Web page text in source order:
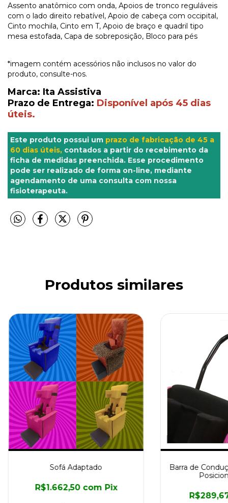
Assento anatômico com onda, Apoios de tronco reguláveis
com o lado direito rebatível, Apoio de cabeça com occipital,
Cinto mochila, Cinto em T, Apoio de braço e quadril tipo
mesa estofada, Capa de sobreposição, Bloco para pés
*imagem contém acessórios não inclusos no valor do
produto, consulte-nos.
Marca: Ita Assistiva
Prazo de Entrega: Disponível após 45 dias
úteis.
Este produto possui um prazo de fabricação de 45 a
60 dias úteis, contados a partir do recebimento da
ficha de medidas preenchida. Esse procedimento
pode ser realizado de forma on-line, mediante
agendamento de uma consulta com nossa
fisioterapeuta.
Produtos similares
Sofá Adaptado
R$1.662,50 com Pix
Barra de